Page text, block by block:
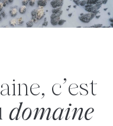
domaine